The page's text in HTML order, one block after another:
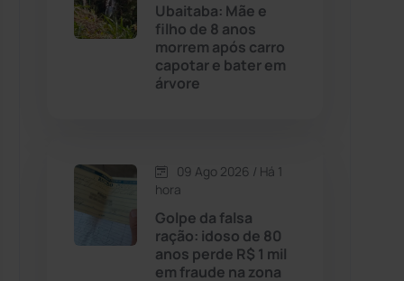
Dom Basílio
(1236)
Érico Cardoso
Esportes
Ubaitaba: Mãe e
filho de 8 anos
morrem após carro
capotar e bater em
árvore
09 Ago 2026 / Há 1
hora
Golpe da falsa
ração: idoso de 80
anos perde R$ 1 mil
em fraude na zona